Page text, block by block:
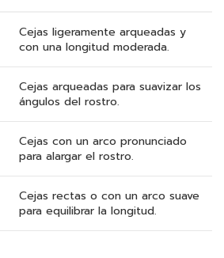
Cejas ligeramente arqueadas y
con una longitud moderada.
Cejas arqueadas para suavizar los
ángulos del rostro.
Cejas con un arco pronunciado
para alargar el rostro.
Cejas rectas o con un arco suave
para equilibrar la longitud.